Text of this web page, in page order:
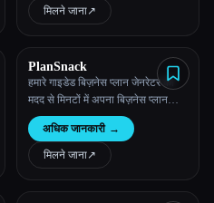
मिलने जाना↗︎
PlanSnack
हमारे गाइडेड बिज़नेस प्लान जेनरेटर की
मदद से मिनटों में अपना बिज़नेस प्लान
बनाएं।
अधिक जानकारी →
मिलने जाना↗︎